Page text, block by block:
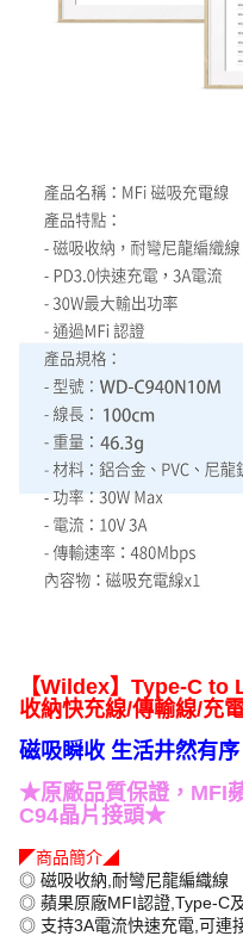
【Wildex】Type-C
收納快充線/傳輸線/充
磁吸瞬收 生活井然有
★原廠品質保證，MFI
C94晶片接頭★
◤商品簡介◢
◎ 磁吸收納,耐彎尼龍編織線
◎ 蘋果原廠MFI認證,Type-C
◎ 支持3A電流快速充電,可連